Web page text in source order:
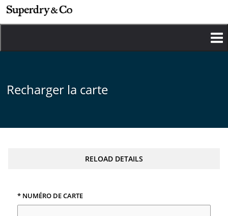
Aller
au
contenu
Recharger la carte
RELOAD DETAILS
* NUMÉRO DE CARTE